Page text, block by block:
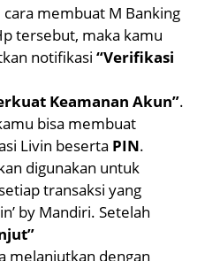
membuat M Banking
tersebut, maka kamu
notifikasi “Verifikasi
Keamanan Akun”.
bisa membuat
Livin beserta PIN.
digunakan untuk
transaksi yang
by Mandiri. Setelah
melanjutkan dengan